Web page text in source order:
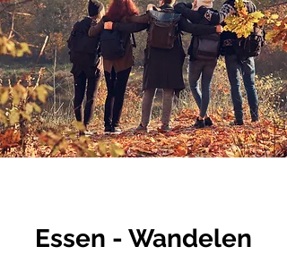
Essen - Wandelen